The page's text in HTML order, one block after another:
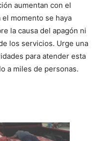
aumentan con el
momento se haya
la causa del apagón ni
los servicios. Urge una
para atender esta
a miles de personas.